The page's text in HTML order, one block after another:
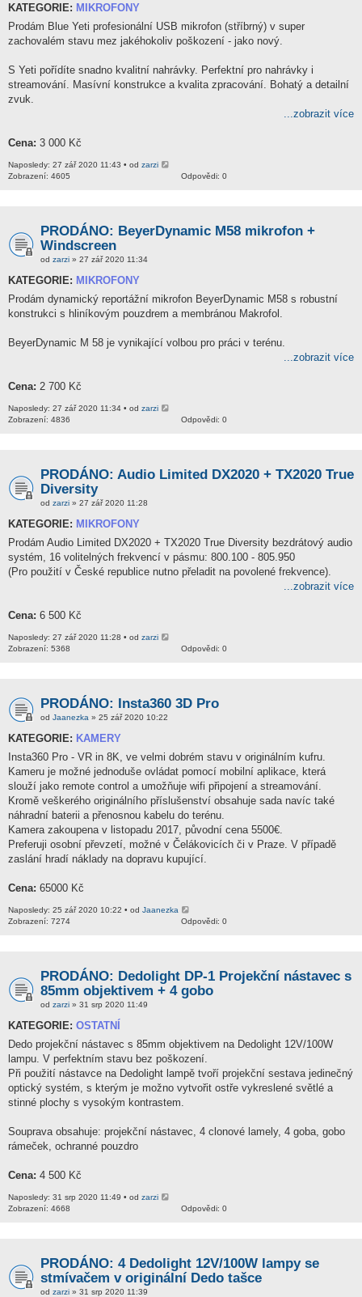
KATEGORIE: MIKROFONY
Prodám Blue Yeti profesionální USB mikrofon (stříbrný) v super
zachovalém stavu mez jakéhokoliv poškození - jako nový.
S Yeti pořídíte snadno kvalitní nahrávky. Perfektní pro nahrávky i
streamování. Masívní konstrukce a kvalita zpracování. Bohatý a detailní
zvuk.
...zobrazit více
Cena: 3 000 Kč
Naposledy: 27 zář 2020 11:43 • od zarzi
Odpovědi: 0
Zobrazení: 4605
PRODÁNO: BeyerDynamic M58 mikrofon +
Windscreen
od zarzi » 27 zář 2020 11:34
KATEGORIE: MIKROFONY
Prodám dynamický reportážní mikrofon BeyerDynamic M58 s robustní
konstrukci s hliníkovým pouzdrem a membránou Makrofol.
BeyerDynamic M 58 je vynikající volbou pro práci v terénu.
...zobrazit více
Cena: 2 700 Kč
Naposledy: 27 zář 2020 11:34 • od zarzi
Odpovědi: 0
Zobrazení: 4836
PRODÁNO: Audio Limited DX2020 + TX2020 True
Diversity
od zarzi » 27 zář 2020 11:28
KATEGORIE: MIKROFONY
Prodám Audio Limited DX2020 + TX2020 True Diversity bezdrátový audio
systém, 16 volitelných frekvencí v pásmu: 800.100 - 805.950
(Pro použití v České republice nutno přeladit na povolené frekvence).
...zobrazit více
Cena: 6 500 Kč
Naposledy: 27 zář 2020 11:28 • od zarzi
Odpovědi: 0
Zobrazení: 5368
PRODÁNO: Insta360 3D Pro
od Jaanezka » 25 zář 2020 10:22
KATEGORIE: KAMERY
Insta360 Pro - VR in 8K, ve velmi dobrém stavu v originálním kufru.
Kameru je možné jednoduše ovládat pomocí mobilní aplikace, která
slouží jako remote control a umožňuje wifi připojení a streamování.
Kromě veškerého originálního příslušenství obsahuje sada navíc také
náhradní baterii a přenosnou kabelu do terénu.
Kamera zakoupena v listopadu 2017, původní cena 5500€.
Preferuji osobní převzetí, možné v Čelákovicích či v Praze. V případě
zaslání hradí náklady na dopravu kupující.
Cena: 65000 Kč
Naposledy: 25 zář 2020 10:22 • od Jaanezka
Odpovědi: 0
Zobrazení: 7274
PRODÁNO: Dedolight DP-1 Projekční nástavec s
85mm objektivem + 4 gobo
od zarzi » 31 srp 2020 11:49
KATEGORIE: OSTATNÍ
Dedo projekční nástavec s 85mm objektivem na Dedolight 12V/100W
lampu. V perfektním stavu bez poškození.
Při použití nástavce na Dedolight lampě tvoří projekční sestava jedinečný
optický systém, s kterým je možno vytvořit ostře vykreslené světlé a
stinné plochy s vysokým kontrastem.
Souprava obsahuje: projekční nástavec, 4 clonové lamely, 4 goba, gobo
rámeček, ochranné pouzdro
Cena: 4 500 Kč
Naposledy: 31 srp 2020 11:49 • od zarzi
Odpovědi: 0
Zobrazení: 4668
PRODÁNO: 4 Dedolight 12V/100W lampy se
stmívačem v originální Dedo tašce
od zarzi » 31 srp 2020 11:39